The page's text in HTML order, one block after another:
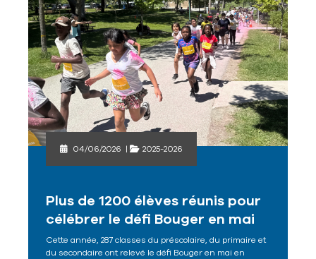
04/06/2026 | 2025-2026
Plus de 1200 élèves réunis pour
célébrer le défi Bouger en mai
Cette année, 287 classes du préscolaire, du primaire et
du secondaire ont relevé le défi Bouger en mai en